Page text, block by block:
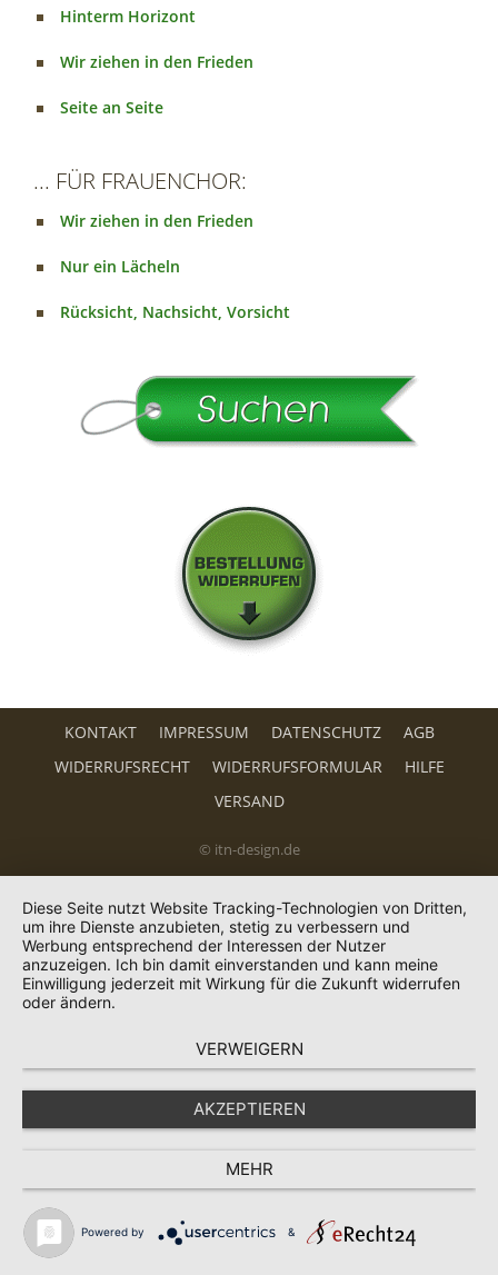
Hinterm Horizont
Wir ziehen in den Frieden
Seite an Seite
... FÜR FRAUENCHOR:
Wir ziehen in den Frieden
Nur ein Lächeln
Rücksicht, Nachsicht, Vorsicht
KONTAKT IMPRESSUM DATENSCHUTZ
AGB
WIDERRUFSRECHT
WIDERRUFSFORMULAR
HILFE
VERSAND
© itn-design.de
Diese Seite nutzt Website Tracking-Technologien von Dritten,
um ihre Dienste anzubieten, stetig zu verbessern und
Werbung entsprechend der Interessen der Nutzer
anzuzeigen. Ich bin damit einverstanden und kann meine
Einwilligung jederzeit mit Wirkung für die Zukunft widerrufen
oder ändern.
VERWEIGERN
AKZEPTIEREN
MEHR
Powered by &